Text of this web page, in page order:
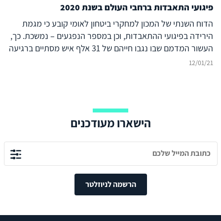
להימנע ממנה.
פיגועי התאבדות ברחבי העולם בשנת 2020
הדוח השנתי של המכון למחקרי ביטחון לאומי קובע כי מגמת
הירידה בפיגועי ההתאבדות, וכן במספר הנפגעים – נמשכת. כך,
העשור המדמם שבו נגבו חייהם של 31 אלף איש מסתיים ברגיעה
יחסית - אך האם המגמה תימשך גם בעשור השלישי של המאה
12/01/21
הישארו מעודכנים
הרשמה לניוזלטר